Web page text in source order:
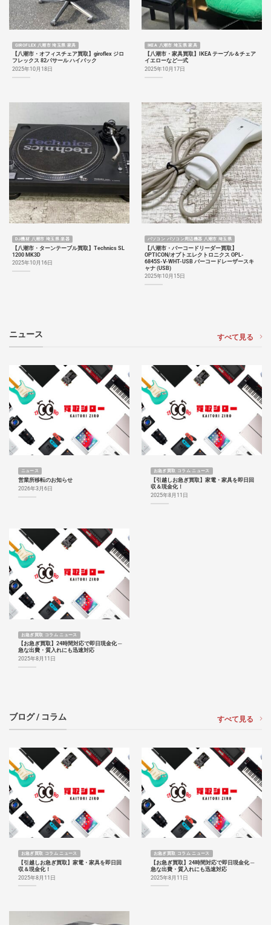
GIROFLEX 八潮市 埼玉県 家具
【八潮市・オフィスチェア買取】giroflex ジロ
フレックス 82パサール ハイバック
2025年10月18日
IKEA 八潮市 埼玉県 家具
【八潮市・家具買取】IKEA テーブル＆チェア
イエローなど一式
2025年10月17日
DJ機材 八潮市 埼玉県 楽器
【八潮市・ターンテーブル買取】Technics SL
1200 MK3D
2025年10月16日
パソコン パソコン周辺機器 八潮市 埼玉県
【八潮市・バーコードリーダー買取】
OPTICON/オプトエレクトロニクス OPL-
6845S-V-WHT-USB バーコードレーザースキ
ャナ (USB)
2025年10月15日
ニュース すべて見る
ニュース
営業所移転のお知らせ
2026年3月6日
お急ぎ買取 コラム ニュース
【引越しお急ぎ買取】家電・家具を即日回
収＆現金化！
2025年8月11日
お急ぎ買取 コラム ニュース
【お急ぎ買取】24時間対応で即日現金化 ─
急な出費・質入れにも迅速対応
2025年8月11日
ブログ / コラム すべて見る
お急ぎ買取 コラム ニュース
【引越しお急ぎ買取】家電・家具を即日回
収＆現金化！
2025年8月11日
お急ぎ買取 コラム ニュース
【お急ぎ買取】24時間対応で即日現金化 ─
急な出費・質入れにも迅速対応
2025年8月11日